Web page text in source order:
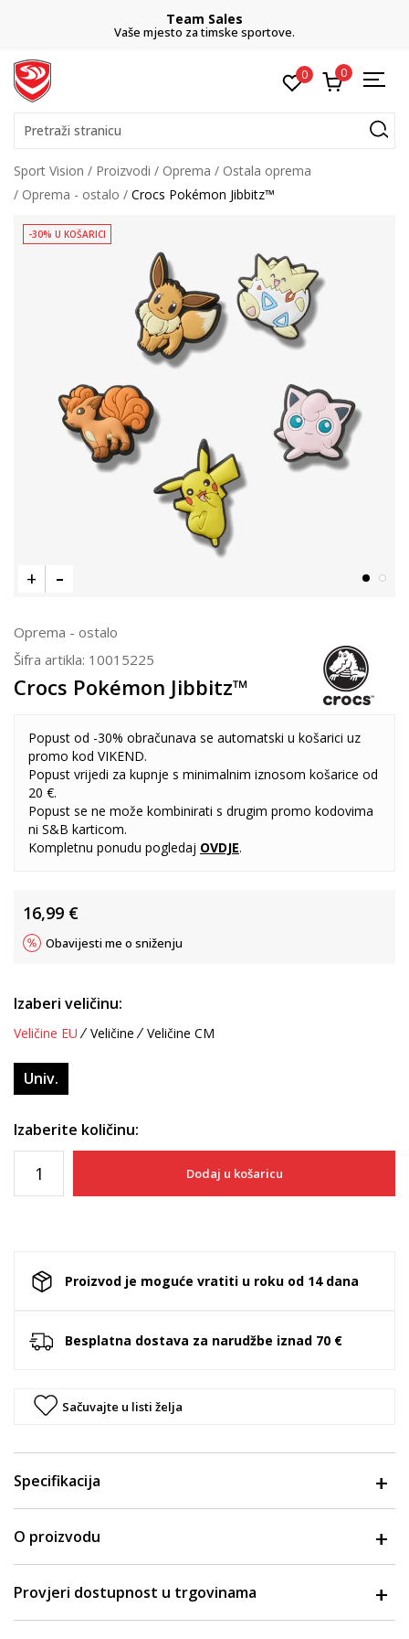
Team Sales
Vaše mjesto za timske sportove.
0 0
Pretraži stranicu
Sport Vision Proizvodi Oprema
Ostala oprema
Oprema - ostalo
Crocs Pokémon Jibbitz™
-30% U KOŠARICI
Oprema - ostalo
Šifra artikla: 10015225
Crocs Pokémon Jibbitz™
Popust od -30% obračunava se automatski u košarici uz
promo kod VIKEND.
Popust vrijedi za kupnje s minimalnim iznosom košarice od
20 €.
Popust se ne može kombinirati s drugim promo kodovima
ni S&B karticom.
Kompletnu ponudu pogledaj OVDJE.
16,99 €
Obavijesti me o sniženju
Izaberi veličinu:
Veličine EU Veličine Veličine CM
Univ.
Izaberite količinu:
Dodaj u košaricu
Proizvod je moguće vratiti u roku od 14 dana
Besplatna dostava za narudžbe iznad 70 €
Sačuvajte u listi želja
Specifikacija
O proizvodu
Provjeri dostupnost u trgovinama